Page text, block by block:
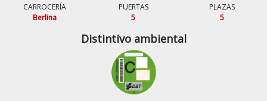
CARROCERÍA
Berlina
PUERTAS
5
PLAZAS
5
Distintivo ambiental